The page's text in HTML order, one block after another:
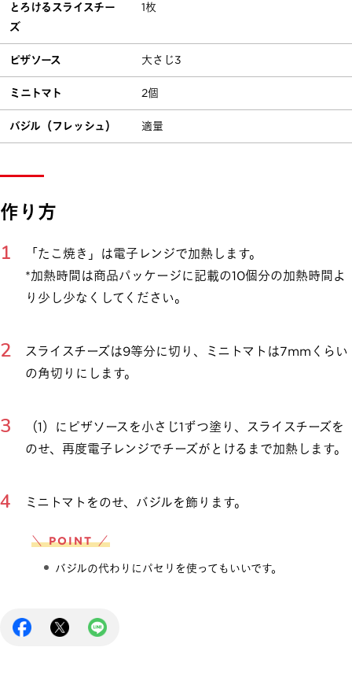
とろけるスライスチー
ズ
1枚
ピザソース 大さじ3
ミニトマト 2個
バジル（フレッシュ） 適量
作り方
「たこ焼き」は電子レンジで加熱します。
*加熱時間は商品パッケージに記載の10個分の加熱時間よ
り少し少なくしてください。
スライスチーズは9等分に切り、ミニトマトは7mmくらい
の角切りにします。
（1）にピザソースを小さじ1ずつ塗り、スライスチーズを
のせ、再度電子レンジでチーズがとけるまで加熱します。
ミニトマトをのせ、バジルを飾ります。
＼ POINT ／
バジルの代わりにパセリを使ってもいいです。